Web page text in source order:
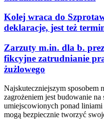
Kolej wraca do
deklaracje, jest też
Zarzuty m.in. dla b.
fikcyjne zatrudnianie
żużlowego
Najskuteczniejszym sposobem
zagrożeniem jest budowanie na
umiejscowionych ponad
mogą bezpiecznie tworzyć